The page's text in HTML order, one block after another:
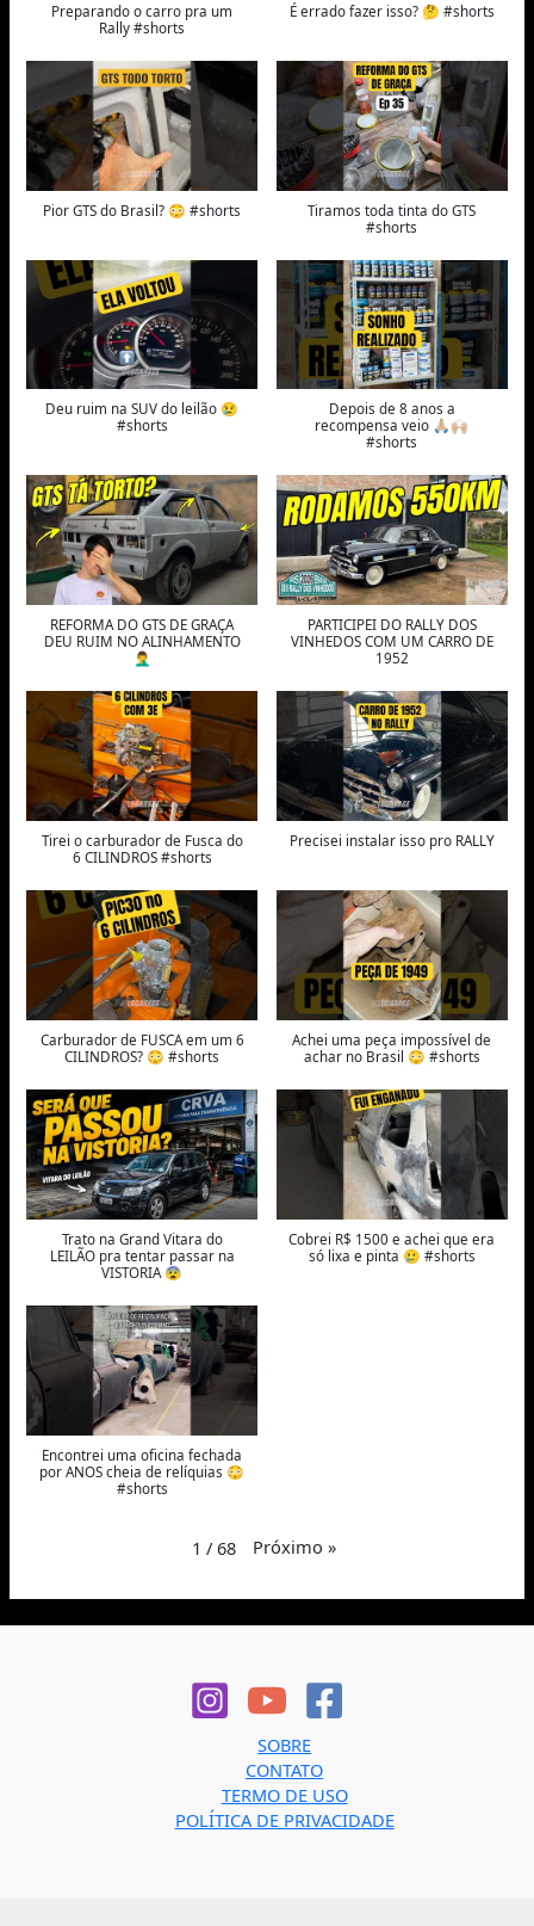
Preparando o carro pra um
Rally #shorts
É errado fazer isso? 🤔 #shorts
Pior GTS do Brasil? 😳 #shorts
Tiramos toda tinta do GTS
#shorts
Deu ruim na SUV do leilão 😢
#shorts
Depois de 8 anos a
recompensa veio 🙏🏼🙌🏼
#shorts
REFORMA DO GTS DE GRAÇA
DEU RUIM NO ALINHAMENTO
🤦‍♂️
PARTICIPEI DO RALLY DOS
VINHEDOS COM UM CARRO DE
1952
Tirei o carburador de Fusca do
6 CILINDROS #shorts
Precisei instalar isso pro RALLY
Carburador de FUSCA em um 6
CILINDROS? 😳 #shorts
Achei uma peça impossível de
achar no Brasil 😳 #shorts
Trato na Grand Vitara do
LEILÃO pra tentar passar na
VISTORIA 😨
Cobrei R$ 1500 e achei que era
só lixa e pinta 🥲 #shorts
Encontrei uma oficina fechada
por ANOS cheia de relíquias 😳
#shorts
1 / 68 Próximo »
SOBRE
CONTATO
TERMO DE USO
POLÍTICA DE PRIVACIDADE